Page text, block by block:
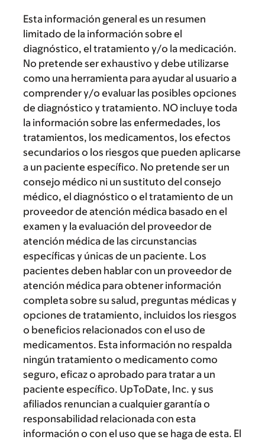
Esta información general es un resumen
limitado de la información sobre el
diagnóstico, el tratamiento y/o la medicación.
No pretende ser exhaustivo y debe utilizarse
como una herramienta para ayudar al usuario a
comprender y/o evaluar las posibles opciones
de diagnóstico y tratamiento. NO incluye toda
la información sobre las enfermedades, los
tratamientos, los medicamentos, los efectos
secundarios o los riesgos que pueden aplicarse
a un paciente específico. No pretende ser un
consejo médico ni un sustituto del consejo
médico, el diagnóstico o el tratamiento de un
proveedor de atención médica basado en el
examen y la evaluación del proveedor de
atención médica de las circunstancias
específicas y únicas de un paciente. Los
pacientes deben hablar con un proveedor de
atención médica para obtener información
completa sobre su salud, preguntas médicas y
opciones de tratamiento, incluidos los riesgos
o beneficios relacionados con el uso de
medicamentos. Esta información no respalda
ningún tratamiento o medicamento como
seguro, eficaz o aprobado para tratar a un
paciente específico. UpToDate, Inc. y sus
afiliados renuncian a cualquier garantía o
responsabilidad relacionada con esta
información o con el uso que se haga de esta. El